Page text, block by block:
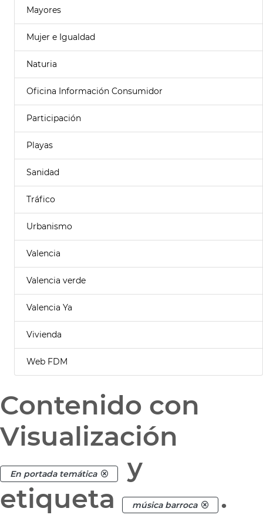
Mayores
Mujer e Igualdad
Naturia
Oficina Información Consumidor
Participación
Playas
Sanidad
Tráfico
Urbanismo
Valencia
Valencia verde
Valencia Ya
Vivienda
Web FDM
Contenido con
Visualización
En portada temática
y
etiqueta
música barroca .